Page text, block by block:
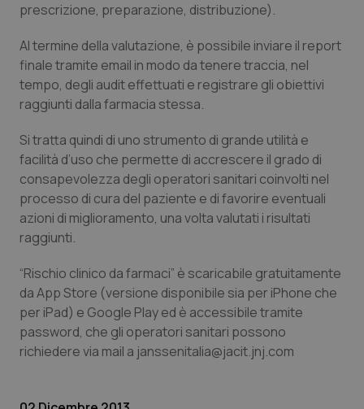
Piemonte
Provincia Autonoma di Bolzano
Provincia Autonoma di Trento
Puglia
Sardegna
Sicilia
Toscana
HIV
Infezioni & Febbre
Ipertensione & Scompenso
Malattie rare
Malattia di Crohn & Rettocolite Ulcerosa
Neuroscienze & patologie neurodegenerative
Obesità
prescrizione, preparazione, distribuzione).
Al termine della valutazione, è possibile inviare il report
finale tramite email in modo da tenere traccia, nel
tempo, degli audit effettuati e registrare gli obiettivi
raggiunti dalla farmacia stessa.
Si tratta quindi di uno strumento di grande utilità e
facilità d’uso che permette di accrescere il grado di
consapevolezza degli operatori sanitari coinvolti nel
processo di cura del paziente e di favorire eventuali
azioni di miglioramento, una volta valutati i risultati
raggiunti.
“Rischio clinico da farmaci” è scaricabile gratuitamente
da App Store (versione disponibile sia per iPhone che
per iPad) e Google Play ed è accessibile tramite
password, che gli operatori sanitari possono
richiedere via mail a janssenitalia@jacit.jnj.com